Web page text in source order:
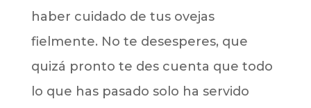
haber cuidado de tus ovejas
fielmente. No te desesperes, que
quizá pronto te des cuenta que todo
lo que has pasado solo ha servido